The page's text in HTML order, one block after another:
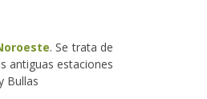
. Se trata de
antiguas estaciones
Bullas